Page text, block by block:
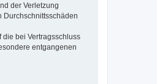
der Verletzung
Durchschnittsschäden
bei Vertragsschluss
entgangenen